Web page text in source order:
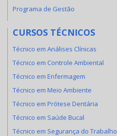
Programa de Gestão
CURSOS TÉCNICOS
Técnico em Análises Clínicas
Técnico em Controle Ambiental
Técnico em Enfermagem
Técnico em Meio Ambiente
Técnico em Prótese Dentária
Técnico em Saúde Bucal
Técnico em Segurança do Trabalho